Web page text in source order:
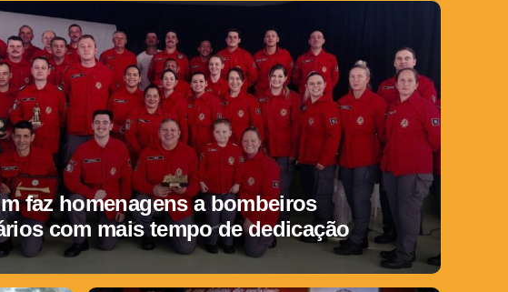
faz homenagens a bombeiros
com mais tempo de dedicação